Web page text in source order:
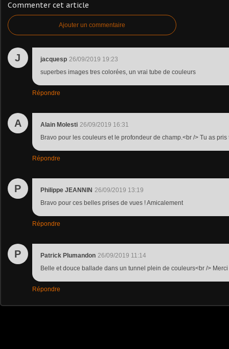
Commenter cet article
Ajouter un commentaire
J jacquesp 26/09/2019 19:23
superbes images tres colorées, un vrai tube de couleurs
Répondre
A Alain Molesti 26/09/2019 16:31
Bravo pour les couleurs et le profondeur de champ.<br /> Tu as pris
Répondre
P Philippe JEANNIN 26/09/2019 13:19
Bravo pour ces belles prises de vues ! Amicalement
Répondre
P Patrick Plumandon 26/09/2019 11:14
Belle et douce ballade dans un tunnel plein de couleurs<br /> Merci
Répondre